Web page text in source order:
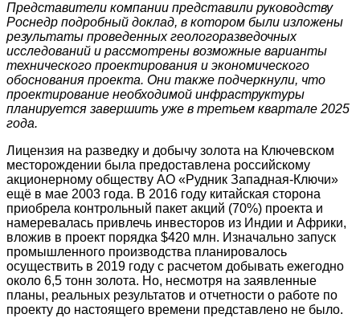
Представители компании представили руководству
Роснедр подробный доклад, в котором были изложены
результаты проведенных геологоразведочных
исследований и рассмотрены возможные варианты
технического проектирования и экономического
обоснования проекта. Они также подчеркнули, что
проектирование необходимой инфраструктуры
планируется завершить уже в третьем квартале 2025
года.
Лицензия на разведку и добычу золота на Ключевском
месторождении была предоставлена российскому
акционерному обществу АО «Рудник Западная-Ключи»
ещё в мае 2003 года. В 2016 году китайская сторона
приобрела контрольный пакет акций (70%) проекта и
намеревалась привлечь инвесторов из Индии и Африки,
вложив в проект порядка $420 млн. Изначально запуск
промышленного производства планировалось
осуществить в 2019 году с расчетом добывать ежегодно
около 6,5 тонн золота. Но, несмотря на заявленные
планы, реальных результатов и отчетности о работе по
проекту до настоящего времени представлено не было.